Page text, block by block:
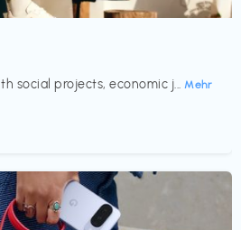
social projects, economic j... Mehr